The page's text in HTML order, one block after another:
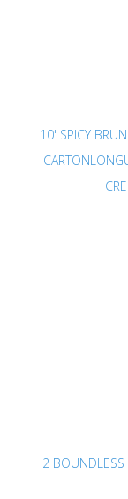
10' SPICY
2 BOUNDLESS